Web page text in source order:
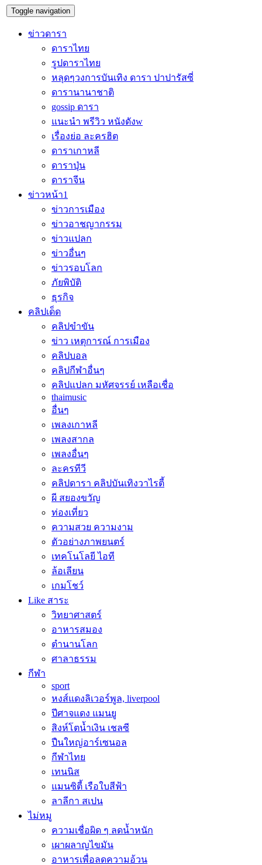
Toggle navigation
ข่าวดารา
ดาราไทย
รูปดาราไทย
หลุดๆวงการบันเทิง ดารา ปาปารัสซี่
ดารานานาชาติ
gossip ดารา
แนะนำ พรีวิว หนังดังw
เรื่องย่อ ละครฮิต
ดาราเกาหลี
ดาราปุ่น
ดาราจีน
ข่าวหน้า1
ข่าวการเมือง
ข่าวอาชญากรรม
ข่าวแปลก
ข่าวอื่นๆ
ข่าวรอบโลก
ภัยพิบัติ
ธุรกิจ
คลิปเด็ด
คลิปขำขัน
ข่าว เหตุการณ์ การเมือง
คลิปบอล
คลิปกีฬาอื่นๆ
คลิปแปลก มหัศจรรย์ เหลือเชื่อ
thaimusic
อื่นๆ
เพลงเกาหลี
เพลงสากล
เพลงอื่นๆ
ละครทีวี
คลิปดารา คลิปบันเทิงวาไรตี้
ผี สยองขวัญ
ท่องเที่ยว
ความสวย ความงาม
ตัวอย่างภาพยนตร์
เทคโนโลยี ไอที
ล้อเลียน
เกมโชว์
Like สาระ
วิทยาศาสตร์
อาหารสมอง
ตำนานโลก
ศาลาธรรม
กีฬา
sport
หงส์แดงลิเวอร์พูล, liverpool
ปีศาจแดง แมนยู
สิงห์โตน้ำเงิน เชลซี
ปืนใหญ่อาร์เซนอล
กีฬาไทย
เทนนิส
แมนซิตี้ เรือใบสีฟ้า
ลาลีกา สเปน
ไม่หมู
ความเชื่อผิด ๆ ลดน้ำหนัก
เผาผลาญไขมัน
อาหารเพื่อลดความอ้วน